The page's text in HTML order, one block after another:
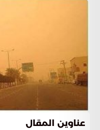
عناوين المقال